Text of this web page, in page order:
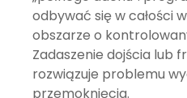
odbywać się w całości
obszarze o
Zadaszenie dojścia lub
rozwiązuje problemu
przemoknięcia.